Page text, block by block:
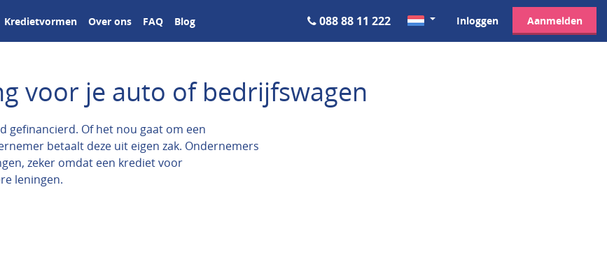
Kredietvormen Over ons FAQ Blog 088 88 11 222 Inloggen Aanmelden
voor je auto of bedrijfswagen
Of het nou gaat om een
betaalt deze uit eigen zak. Ondernemers
zeker omdat een krediet voor
leningen.